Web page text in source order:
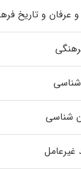
و عرفان و تاریخ
شناسی
شناسی
غیرعامل